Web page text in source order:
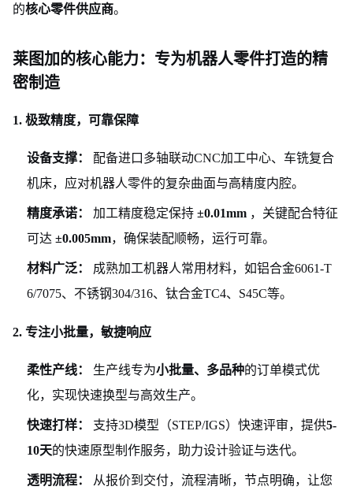
的核心零件供应商。
莱图加的核心能力：专为机器人零件打造的精
密制造
1. 极致精度，可靠保障
设备支撑：
配备进口多轴联动CNC加工中心、车铣复合
机床，应对机器人零件的复杂曲面与高精度内腔。
精度承诺： 加工精度稳定保持 ±0.01mm ，关键配合特征
可达 ±0.005mm，确保装配顺畅，运行可靠。
材料广泛：
成熟加工机器人常用材料，如铝合金6061-T
6/7075、不锈钢304/316、钛合金TC4、S45C等。
2. 专注小批量，敏捷响应
柔性产线： 生产线专为小批量、多品种的订单模式优
化，实现快速换型与高效生产。
快速打样： 支持3D模型（STEP/IGS）快速评审，提供5-
10天的快速原型制作服务，助力设计验证与迭代。
透明流程： 从报价到交付，流程清晰，节点明确，让您